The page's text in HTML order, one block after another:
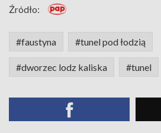
Źródło:
#faustyna #tunel pod łodzią
#dworzec lodz kaliska #tunel